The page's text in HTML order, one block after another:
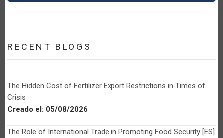
RECENT BLOGS
The Hidden Cost of Fertilizer Export Restrictions in Times of
Crisis
Creado el: 05/08/2026
The Role of International Trade in Promoting Food Security [ES]